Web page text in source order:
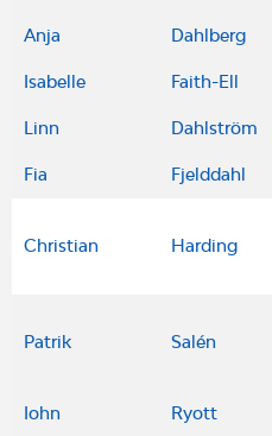
Anja Dahlberg
Isabelle Faith-Ell
Linn Dahlström
Fia Fjelddahl
Christian Harding
Patrik Salén
Iohn Ryott